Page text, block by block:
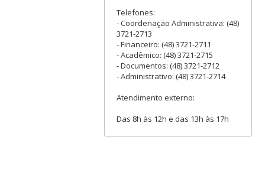
Telefones:
- Coordenação Administrativa: (48)
3721-2713
- Financeiro: (48) 3721-2711
- Acadêmico: (48) 3721-2715
- Documentos: (48) 3721-2712
- Administrativo: (48) 3721-2714
Atendimento externo:
Das 8h às 12h e das 13h às 17h